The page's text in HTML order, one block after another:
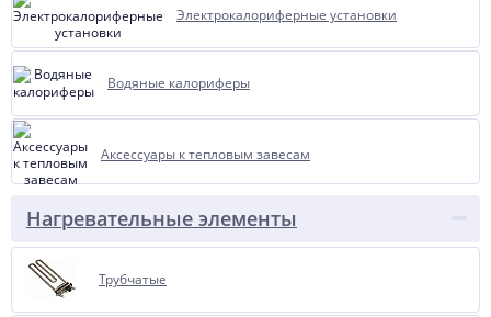
Элeктрoкaлoрифeрные установки
Водяные калориферы
Аксессуары к тепловым завесам
Нагревательные элементы
Трубчатые